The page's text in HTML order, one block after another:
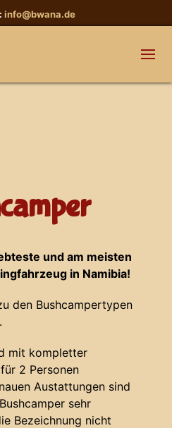
info@bwana.de
und am meisten
in Namibia!
den Bushcampertypen
mit kompletter
2 Personen
Austattungen sind
sehr
Bezeichnung nicht